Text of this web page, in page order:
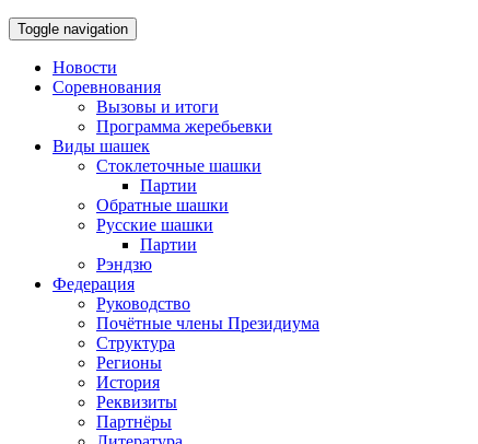
Toggle navigation
Новости
Соревнования
Вызовы и итоги
Программа жеребьевки
Виды шашек
Стоклеточные шашки
Партии
Обратные шашки
Русские шашки
Партии
Рэндзю
Федерация
Руководство
Почётные члены Президиума
Структура
Регионы
История
Реквизиты
Партнёры